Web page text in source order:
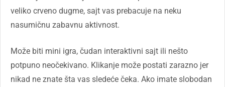
veliko crveno dugme, sajt vas prebacuje na neku
nasumičnu zabavnu aktivnost.
Može biti mini igra, čudan interaktivni sajt ili nešto
potpuno neočekivano. Klikanje može postati zarazno jer
nikad ne znate šta vas sledeće čeka. Ako imate slobodan